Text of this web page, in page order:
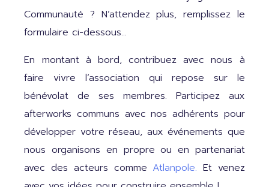
Communauté ? N’attendez plus, remplissez le
formulaire ci-dessous…
En montant à bord, contribuez avec nous à
faire vivre l’association qui repose sur le
bénévolat de ses membres. Participez aux
afterworks communs avec nos adhérents pour
développer votre réseau, aux événements que
nous organisons en propre ou en partenariat
avec des acteurs comme Atlanpole. Et venez